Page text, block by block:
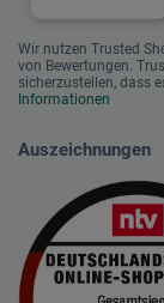
Wir nutzen Trusted
von Bewertungen.
sicherzustellen, dass
Informationen
Auszeichnungen